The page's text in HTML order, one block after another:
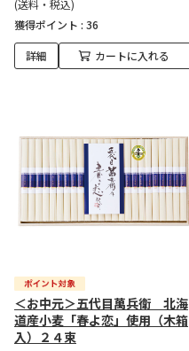
(送料・税込)
獲得ポイント : 36
詳細 カートに入れる
＜お中元＞五代目萬兵衛 北海
道産小麦「春よ恋」使用（木箱
入）２４束